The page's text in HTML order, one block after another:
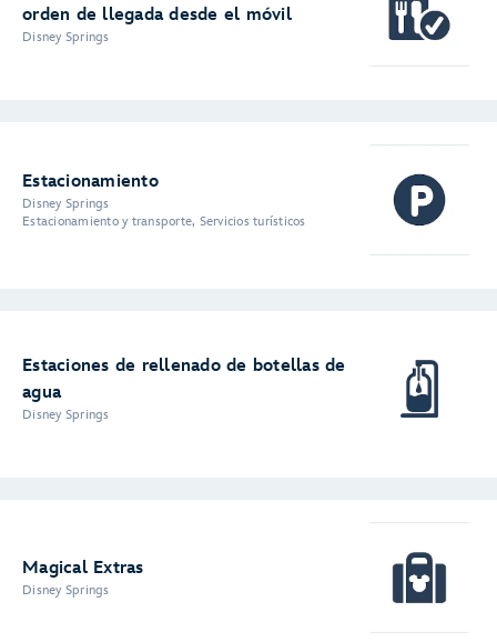
orden de llegada desde el móvil
Disney Springs
Estacionamiento
Disney Springs
Estacionamiento y transporte, Servicios turísticos
Estaciones de rellenado de botellas de
agua
Disney Springs
Magical Extras
Disney Springs